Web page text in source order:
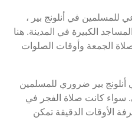
للمسلمين في أنلونج بير ،
الكبيرة في المدينة. هنا
الجمعة وأوقات الصلوات
أنلونج بير ضروري للمسلمين
سواء كانت صلاة الفجر في
الأوقات الدقيقة تمكن